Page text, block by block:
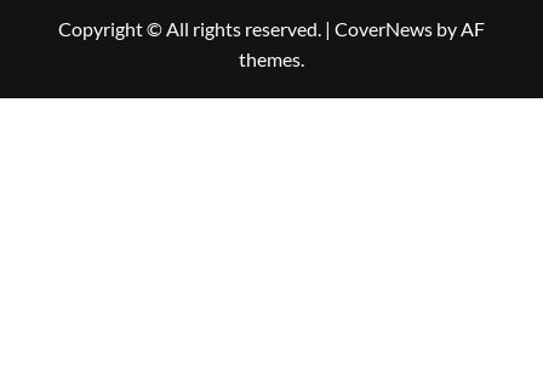
Copyright © All rights reserved. | CoverNews by AF
themes.